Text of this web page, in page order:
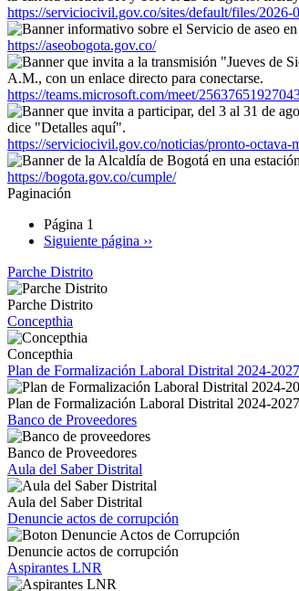
https://serviciocivil.gov.co/sites/default/files/
https://aseobogota.gov.co/
https://teams.microsoft.com/meet/
https://serviciocivil.gov.co/noticias/pronto-
https://bogota.gov.co/cumple/
Paginación
Página 1
Siguiente página ››
Parche Distrito
Parche Distrito
Concepthia
Concepthia
Plan de Formalización Laboral Distrital 2024-2027
Plan de Formalización Laboral Distrital 2024-2027
Banco de Proveedores
Banco de Proveedores
Aula del Saber Distrital
Aula del Saber Distrital
Denuncie actos de corrupción
Denuncie actos de corrupción
Aspirantes LNR